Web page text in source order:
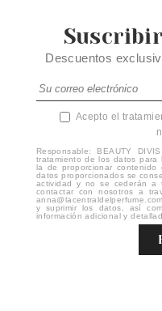
Descuentos
Acepto el
Responsable: BEAUTY
tratamiento de los datos para
la de proporcionar contenido
datos proporcionados se
actividad y no se cederán a
contactar con nosotros a
y suprimir los datos, así
información adicional y